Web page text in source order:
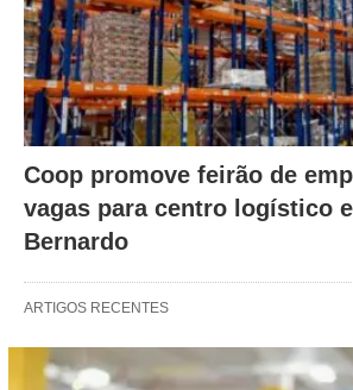
Coop promove feirão de
vagas para centro logístico
Bernardo
ARTIGOS RECENTES